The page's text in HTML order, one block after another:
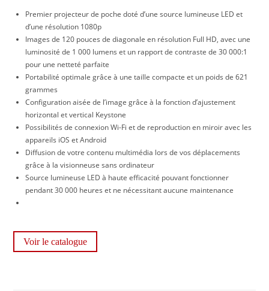
Premier projecteur de poche doté d’une source lumineuse LED et
d’une résolution 1080p
Images de 120 pouces de diagonale en résolution Full HD, avec une
luminosité de 1 000 lumens et un rapport de contraste de 30 000:1
pour une netteté parfaite
Portabilité optimale grâce à une taille compacte et un poids de 621
grammes
Configuration aisée de l’image grâce à la fonction d’ajustement
horizontal et vertical Keystone
Possibilités de connexion Wi-Fi et de reproduction en miroir avec les
appareils iOS et Android
Diffusion de votre contenu multimédia lors de vos déplacements
grâce à la visionneuse sans ordinateur
Source lumineuse LED à haute efficacité pouvant fonctionner
pendant 30 000 heures et ne nécessitant aucune maintenance
Voir le catalogue